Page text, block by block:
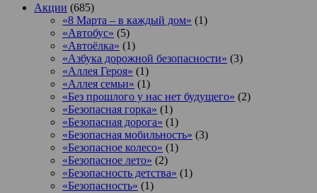
Акции (685)
«8 Марта – в каждый дом» (1)
«Автобус» (5)
«Автоёлка» (1)
«Азбука дорожной безопасности» (3)
«Аллея Героя» (1)
«Аллея семьи» (1)
«Без прошлого у нас нет будущего» (2)
«Безопасная горка» (1)
«Безопасная дорога» (1)
«Безопасная мобильность» (3)
«Безопасное колесо» (1)
«Безопасное лето» (2)
«Безопасность детства» (1)
«Безопасность» (1)